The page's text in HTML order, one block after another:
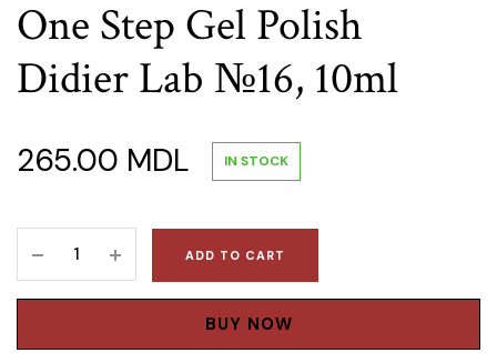
One Step Gel Polish
Didier Lab №16, 10ml
265.00 MDL IN STOCK
Step
Gel
Didier
ADD TO CART
BUY NOW